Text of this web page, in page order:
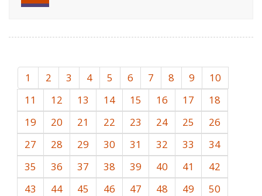
1 2 3 4 5 6 7 8 9
10
11
12 13 14 15 16 17
18
19
20 21 22 23 24 25
26
27
28 29 30 31 32 33
34
35
36 37 38 39 40 41
42
43
44 45 46 47 48 49
50